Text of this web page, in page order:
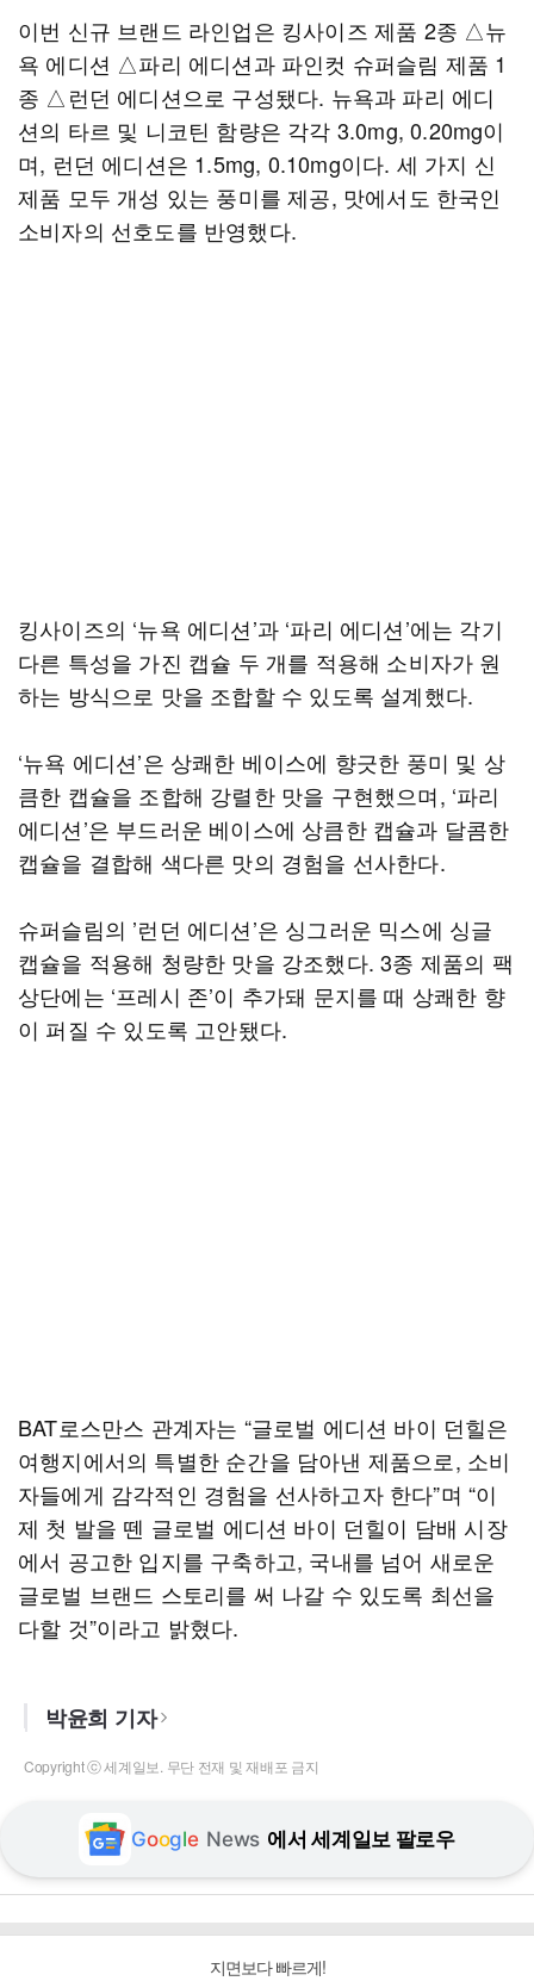
이번 신규 브랜드 라인업은 킹사이즈 제품 2종 △뉴
욕 에디션 △파리 에디션과 파인컷 슈퍼슬림 제품 1
종 △런던 에디션으로 구성됐다. 뉴욕과 파리 에디
션의 타르 및 니코틴 함량은 각각 3.0mg, 0.20mg이
며, 런던 에디션은 1.5mg, 0.10mg이다. 세 가지 신
제품 모두 개성 있는 풍미를 제공, 맛에서도 한국인
소비자의 선호도를 반영했다.
킹사이즈의 ‘뉴욕 에디션’과 ‘파리 에디션’에는 각기
다른 특성을 가진 캡슐 두 개를 적용해 소비자가 원
하는 방식으로 맛을 조합할 수 있도록 설계했다.
‘뉴욕 에디션’은 상쾌한 베이스에 향긋한 풍미 및 상
큼한 캡슐을 조합해 강렬한 맛을 구현했으며, ‘파리
에디션’은 부드러운 베이스에 상큼한 캡슐과 달콤한
캡슐을 결합해 색다른 맛의 경험을 선사한다.
슈퍼슬림의 ’런던 에디션’은 싱그러운 믹스에 싱글
캡슐을 적용해 청량한 맛을 강조했다. 3종 제품의 팩
상단에는 ‘프레시 존’이 추가돼 문지를 때 상쾌한 향
이 퍼질 수 있도록 고안됐다.
BAT로스만스 관계자는 “글로벌 에디션 바이 던힐은
여행지에서의 특별한 순간을 담아낸 제품으로, 소비
자들에게 감각적인 경험을 선사하고자 한다”며 “이
제 첫 발을 뗀 글로벌 에디션 바이 던힐이 담배 시장
에서 공고한 입지를 구축하고, 국내를 넘어 새로운
글로벌 브랜드 스토리를 써 나갈 수 있도록 최선을
다할 것”이라고 밝혔다.
박윤희 기자
Copyright ⓒ 세계일보. 무단 전재 및 재배포 금지
Google News 에서 세계일보 팔로우
지면보다 빠르게!